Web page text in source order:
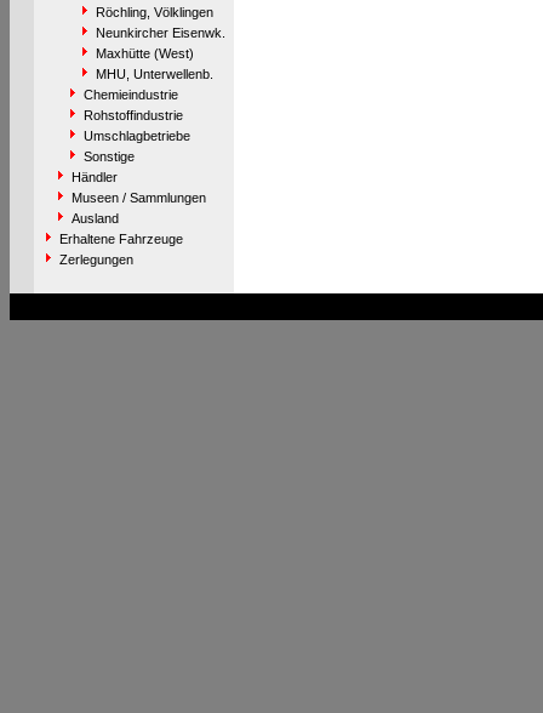
Röchling, Völklingen
Neunkircher Eisenwk.
Maxhütte (West)
MHU, Unterwellenb.
Chemieindustrie
Rohstoffindustrie
Umschlagbetriebe
Sonstige
Händler
Museen / Sammlungen
Ausland
Erhaltene Fahrzeuge
Zerlegungen